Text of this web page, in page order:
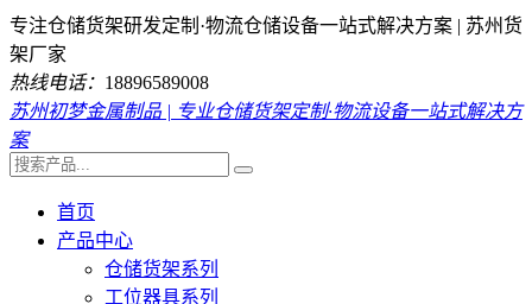
专注仓储货架研发定制·物流仓储设备一站式解决方案 | 苏州货
架厂家
热线电话： 18896589008
苏州初梦金属制品 | 专业仓储货架定制·物流设备一站式解决方
案
首页
产品中心
仓储货架系列
工位器具系列